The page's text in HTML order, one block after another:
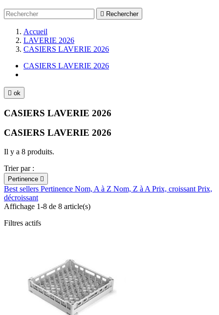
 Rechercher
Accueil
LAVERIE 2026
CASIERS LAVERIE 2026
CASIERS LAVERIE 2026
 ok
CASIERS LAVERIE 2026
CASIERS LAVERIE 2026
Il y a 8 produits.
Trier par :
Pertinence 
Best sellers Pertinence Nom, A à Z Nom, Z à A Prix, croissant Prix,
décroissant
Affichage 1-8 de 8 article(s)
Filtres actifs